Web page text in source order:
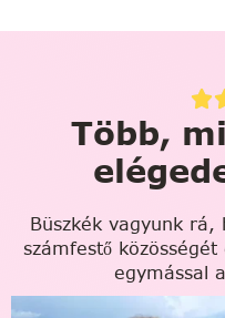
Több,
Büszkék vagyunk rá,
számfestő
egymással